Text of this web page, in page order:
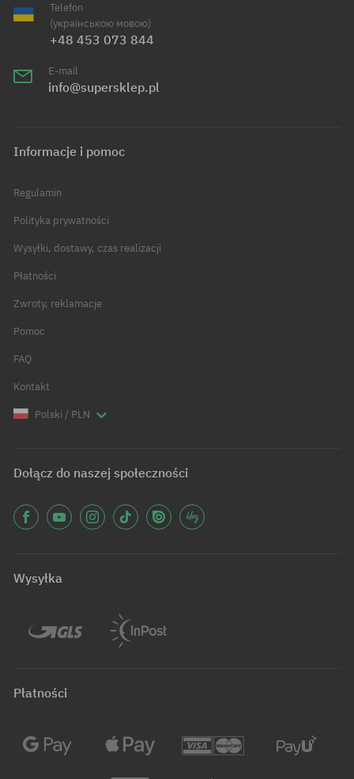
Telefon
(українською мовою)
+48 453 073 844
E-mail
info@supersklep.pl
Informacje i pomoc
Regulamin
Polityka prywatności
Wysyłki, dostawy, czas realizacji
Płatności
Zwroty, reklamacje
Pomoc
FAQ
Kontakt
Polski / PLN
Dołącz do naszej społeczności
Wysyłka
Płatności